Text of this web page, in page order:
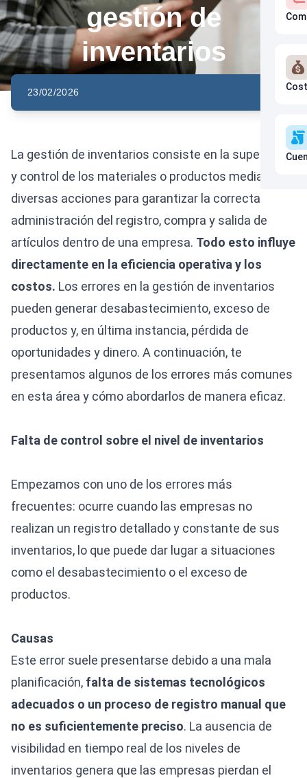
gestión de
inventarios
23/02/2026
La gestión de inventarios consiste en la supervisión
y control de los materiales o productos mediante
diversas acciones para garantizar la correcta
administración del registro, compra y salida de
artículos dentro de una empresa. Todo esto influye
directamente en la eficiencia operativa y los
costos. Los errores en la gestión de inventarios
pueden generar desabastecimiento, exceso de
productos y, en última instancia, pérdida de
oportunidades y dinero. A continuación, te
presentamos algunos de los errores más comunes
en esta área y cómo abordarlos de manera eficaz.
Falta de control sobre el nivel de inventarios
Empezamos con uno de los errores más
frecuentes: ocurre cuando las empresas no
realizan un registro detallado y constante de sus
inventarios, lo que puede dar lugar a situaciones
como el desabastecimiento o el exceso de
productos.
Causas
Este error suele presentarse debido a una mala
planificación, falta de sistemas tecnológicos
adecuados o un proceso de registro manual que
no es suficientemente preciso. La ausencia de
visibilidad en tiempo real de los niveles de
inventarios genera que las empresas pierdan el